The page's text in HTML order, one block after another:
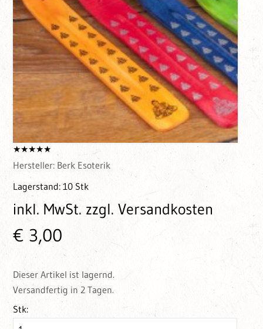
Hersteller: Berk Esoterik
Lagerstand:10 Stk
inkl. MwSt. zzgl. Versandkosten
€ 3,00
Dieser Artikel ist lagernd.
Versandfertig in 2 Tagen.
Stk: